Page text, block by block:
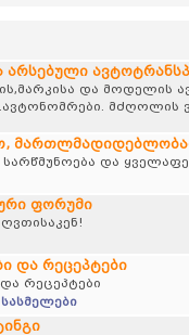
და მოდელის
მძღოლის
და
ფორუმი
და რეცეპტები
რეცეპტები